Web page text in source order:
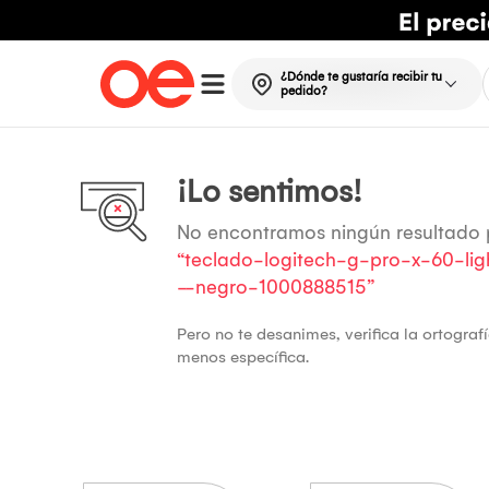
¿Dónde te gustaría recibir tu
pedido?
¡Lo sentimos!
No encontramos ningún
“teclado-logitech-g-pro-x-60-
--negro-1000888515”
Pero no te desanimes, verifica la
menos específica.